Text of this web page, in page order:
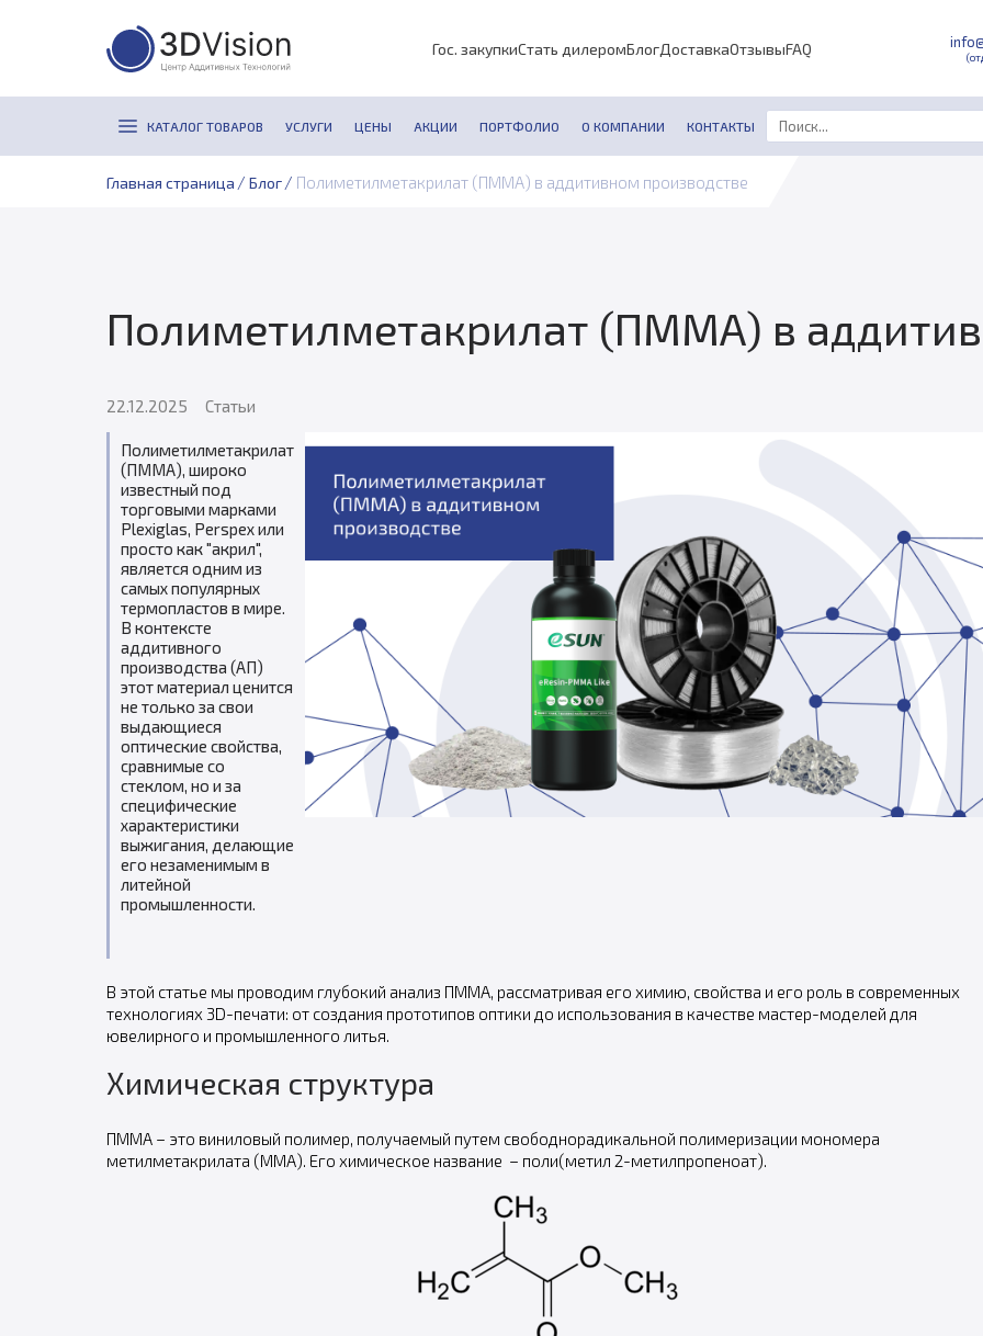
Гос. закупкиСтать дилеромБлогДоставкаОтзывыFAQ
КАТАЛОГ ТОВАРОВ УСЛУГИ ЦЕНЫ АКЦИИ ПОРТФОЛИО О КОМПАНИИ КОНТАКТЫ
Главная страница / Блог / Полиметилметакрилат (ПММА) в аддитивном производстве
Полиметилметакрилат (ПММА) в
22.12.2025 Статьи
Полиметилметакрилат
(ПММА), широко
известный под
торговыми марками
Plexiglas, Perspex или
просто как "акрил",
является одним из
самых популярных
термопластов в мире.
В контексте
аддитивного
производства (АП)
этот материал ценится
не только за свои
выдающиеся
оптические свойства,
сравнимые со
стеклом, но и за
специфические
характеристики
выжигания, делающие
его незаменимым в
литейной
промышленности.
В этой статье мы проводим глубокий анализ ПММА, рассматривая его химию, свойства и его роль в современных
технологиях 3D-печати: от создания прототипов оптики до использования в качестве мастер-моделей для
ювелирного и промышленного литья.
Химическая структура
ПММА – это виниловый полимер, получаемый путем свободнорадикальной полимеризации мономера
метилметакрилата (ММА). Его химическое название – поли(метил 2-метилпропеноат).